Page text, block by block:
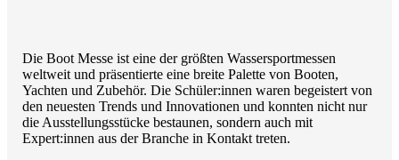
Die Boot Messe ist eine der größten Wassersportmessen
weltweit und präsentierte eine breite Palette von Booten,
Yachten und Zubehör. Die Schüler:innen waren begeistert von
den neuesten Trends und Innovationen und konnten nicht nur
die Ausstellungsstücke bestaunen, sondern auch mit
Expert:innen aus der Branche in Kontakt treten.